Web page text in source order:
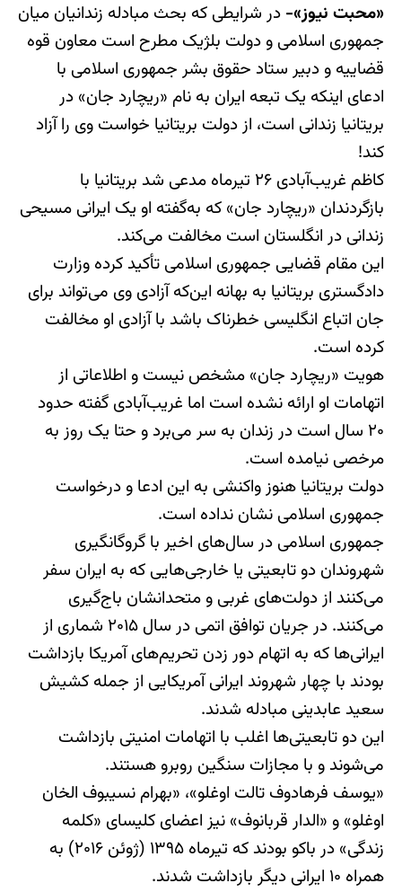
«محبت نیوز»- در شرایطی که بحث مبادله زندانیان میان
جمهوری اسلامی و دولت بلژیک مطرح است معاون قوه
قضاییه و دبیر ستاد حقوق بشر جمهوری اسلامی با
ادعای اینکه یک تبعه ایران به‌ نام «ریچارد جان» در
بریتانیا زندانی است، از دولت بریتانیا خواست وی را آزاد
کند!
کاظم غریب‌آبادی ۲۶ تیرماه مدعی شد بریتانیا با
بازگردندان «ریچارد جان» که به‌گفته او یک ایرانی مسیحی
زندانی در انگلستان است مخالفت می‌کند.
این مقام قضایی جمهوری اسلامی تأکید کرده وزارت
دادگستری بریتانیا به بهانه این‌که آزادی وی می‌تواند برای
جان اتباع انگلیسی خطرناک باشد با آزادی او مخالفت
کرده است.
هویت «ریچارد جان» مشخص نیست و اطلاعاتی از
اتهامات او ارائه نشده است اما غریب‌آبادی گفته حدود
۲۰ سال است در زندان به سر می‌برد و حتا یک روز به
مرخصی نیامده است.
دولت بریتانیا هنوز واکنشی به این ادعا و درخواست
جمهوری اسلامی نشان نداده است.
جمهوری اسلامی در سال‌های اخیر با گروگانگیری
شهروندان دو تابعیتی یا خارجی‌هایی که به ایران سفر
می‌کنند از دولت‌های غربی و متحدانشان باج‌گیری
می‌کنند. در جریان توافق اتمی در سال ۲۰۱۵ شماری از
ایرانی‌ها که به اتهام دور زدن تحریم‌های آمریکا بازداشت
بودند با چهار شهروند ایرانی آمریکایی از جمله کشیش
سعید عابدینی مبادله شدند.
این دو تابعیتی‌ها اغلب با اتهامات امنیتی بازداشت
می‌شوند و با مجازات سنگین روبرو هستند.
«یوسف فرهادوف تالت اوغلو»، «بهرام نسیبوف الخان
اوغلو» و «الدار قربانوف» نیز اعضای کلیسای «کلمه
زندگی» در باکو بودند که تیرماه ۱۳۹۵ (ژوئن ۲۰۱۶) به
همراه ۱۰ ایرانی دیگر بازداشت شدند.